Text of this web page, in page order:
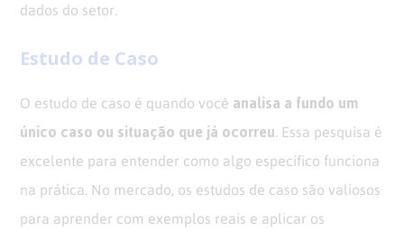
dados do setor.
Estudo de Caso
O estudo de caso é quando você analisa a fundo um
único caso ou situação que já ocorreu . Essa pesquisa é
excelente para entender como algo específico funciona
na prática. No mercado, os estudos de caso são valiosos
para aprender com exemplos reais e aplicar os